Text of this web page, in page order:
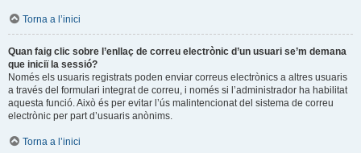
Torna a l’inici
Quan faig clic sobre l’enllaç de correu electrònic d’un usuari se’m demana
que iniciï la sessió?
Només els usuaris registrats poden enviar correus electrònics a altres usuaris
a través del formulari integrat de correu, i només si l’administrador ha habilitat
aquesta funció. Això és per evitar l’ús malintencionat del sistema de correu
electrònic per part d’usuaris anònims.
Torna a l’inici